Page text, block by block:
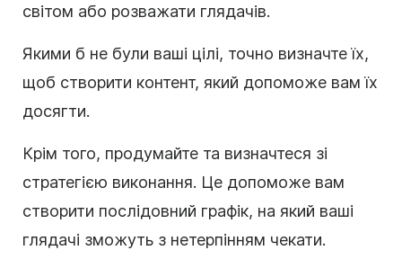
світом або розважати глядачів.
Якими б не були ваші цілі, точно визначте їх,
щоб створити контент, який допоможе вам їх
досягти.
Крім того, продумайте та визначтеся зі
стратегією виконання. Це допоможе вам
створити послідовний графік, на який ваші
глядачі зможуть з нетерпінням чекати.